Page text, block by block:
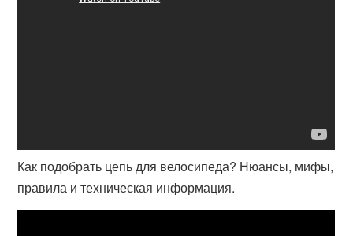
Как подобрать цепь для велосипеда? Нюансы, мифы,
правила и техническая информация.